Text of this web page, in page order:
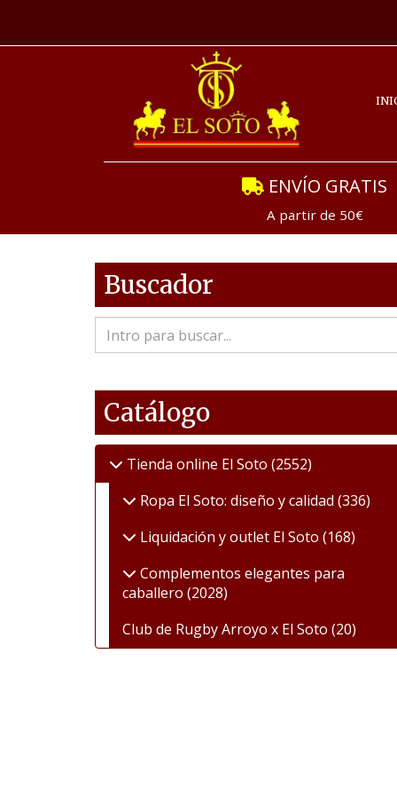
ENVÍO GRATIS
A partir de 50€
Buscador
Catálogo
Tienda online El Soto (2552)
Ropa El Soto: diseño y calidad (336)
Liquidación y outlet El Soto (168)
Complementos elegantes para
caballero (2028)
Club de Rugby Arroyo x El Soto (20)